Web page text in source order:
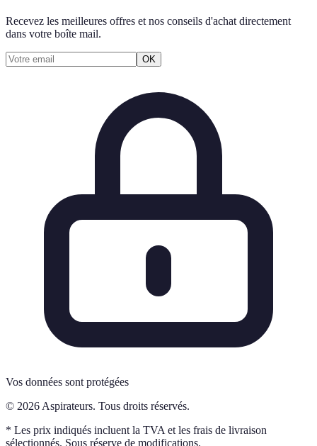
Recevez les meilleures offres et nos conseils d'achat directement
dans votre boîte mail.
OK
Vos données sont protégées
© 2026 Aspirateurs. Tous droits réservés.
* Les prix indiqués incluent la TVA et les frais de livraison
sélectionnés. Sous réserve de modifications.